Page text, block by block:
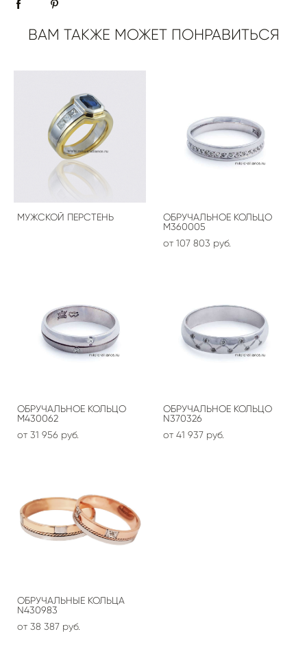
ВАМ ТАКЖЕ МОЖЕТ ПОНРАВИТЬСЯ
МУЖСКОЙ ПЕРСТЕНЬ
ОБРУЧАЛЬНОЕ КОЛЬЦО
M360005
от 107 803 pуб.
ОБРУЧАЛЬНОЕ КОЛЬЦО
М430062
от 31 956 pуб.
ОБРУЧАЛЬНОЕ КОЛЬЦО
N370326
от 41 937 pуб.
ОБРУЧАЛЬНЫЕ КОЛЬЦА
N430983
от 38 387 pуб.